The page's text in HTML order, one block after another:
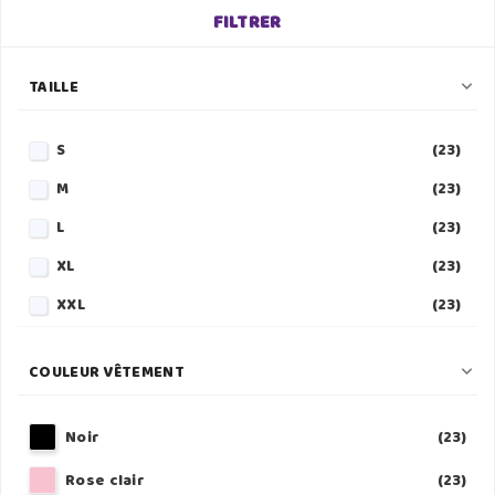
FILTRER
TAILLE 
S
(23)
M
(23)
L
(23)
XL
(23)
XXL
(23)
4XL
COULEUR VÊTEMENT 
Noir
(23)
Rose clair
(23)